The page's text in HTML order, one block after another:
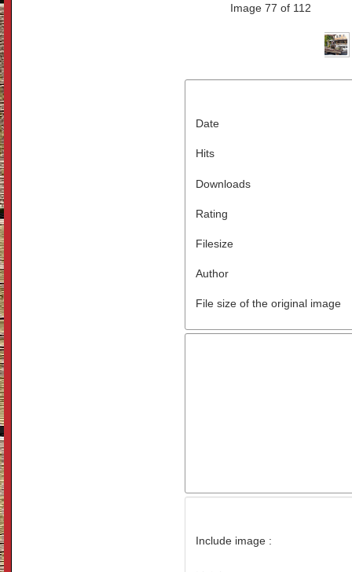
Image 77 of 112
Date
Hits
Downloads
Rating
Filesize
Author
File size of the original image
Include image :